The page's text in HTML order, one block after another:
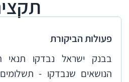
פעולות הביקורת
בבנק ישראל נבדקו תנאי
הנושאים שנבדקו -